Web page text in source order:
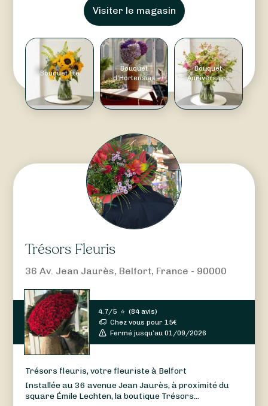
Visiter le magasin
Bouquet Été
Bouquet
d'Hortensias
Bouquet
Anniversaire
Trésors Fleuris
36 Av. Jean Jaurès, Belfort, France - 90000
4.7/5 ⭐ (84 avis)
Chez vous pour15€
Fermé jusqu’au 01/09/2026
Trésors fleuris, votre fleuriste à Belfort
Installée au 36 avenue Jean Jaurès, à proximité du
square Émile Lechten, la boutique Trésors...